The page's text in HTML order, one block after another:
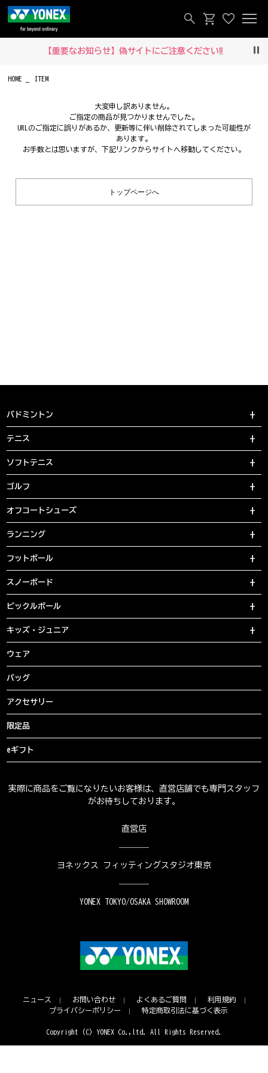
【重要なお知らせ】偽サイトにご注意ください‼
HOME ITEM
大変申し訳ありません。
ご指定の商品が見つかりませんでした。
URLのご指定に誤りがあるか、更新等に伴い削除されてしまった可能性が
あります。
お手数とは思いますが、下記リンクからサイトへ移動してください。
トップページへ
バドミントン
テニス
ソフトテニス
ゴルフ
オフコートシューズ
ランニング
フットボール
スノーボード
ピックルボール
キッズ・ジュニア
ウェア
バッグ
アクセサリー
限定品
eギフト
実際に商品をご覧になりたいお客様は、直営店舗でも専門スタッフ
がお待ちしております。
直営店
ヨネックス フィッティングスタジオ東京
YONEX TOKYO/OSAKA SHOWROOM
ニュース お問い合わせ よくあるご質問
利用規約
プライバシーポリシー
特定商取引法に基づく表示
Copyright (C) YONEX Co.,ltd. All Rights Reserved.